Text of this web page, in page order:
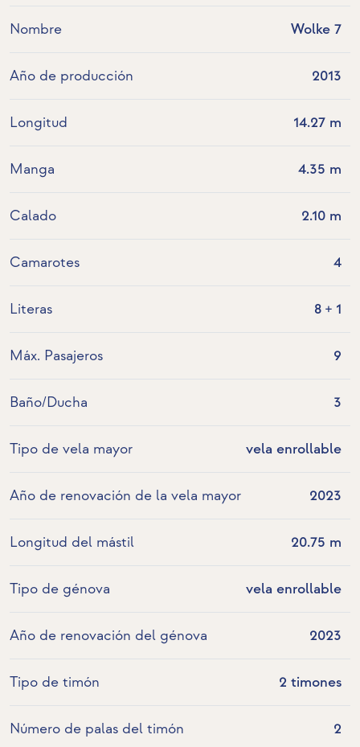
Nombre Wolke 7
Año de producción 2013
Longitud 14.27 m
Manga 4.35 m
Calado 2.10 m
Camarotes 4
Literas 8 + 1
Máx. Pasajeros 9
Baño/Ducha 3
Tipo de vela mayor vela enrollable
Año de renovación de la vela mayor 2023
Longitud del mástil 20.75 m
Tipo de génova vela enrollable
Año de renovación del génova 2023
Tipo de timón 2 timones
Número de palas del timón 2